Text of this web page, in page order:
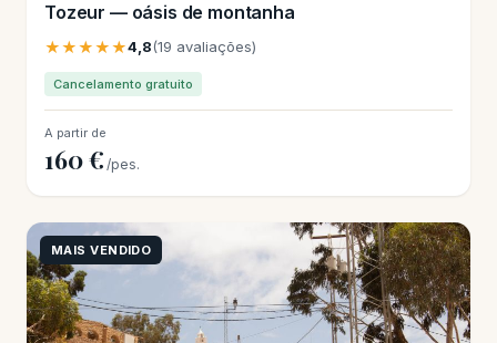
Tozeur — oásis de montanha
★★★★★4,8(19 avaliações)
Cancelamento gratuito
A partir de
160 € /pes.
MAIS VENDIDO